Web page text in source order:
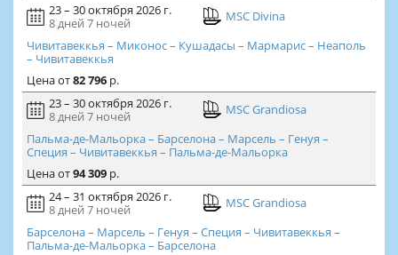
23 – 30 октября 2026 г.
8 дней 7 ночей
MSC Divina
Чивитавеккья – Миконос – Кушадасы – Мармарис – Неаполь
– Чивитавеккья
Ценаот82 796р.
23 – 30 октября 2026 г.
8 дней 7 ночей
MSC Grandiosa
Пальма-де-Мальорка – Барселона – Марсель – Генуя –
Специя – Чивитавеккья – Пальма-де-Мальорка
Ценаот94 309р.
24 – 31 октября 2026 г.
8 дней 7 ночей
MSC Grandiosa
Барселона – Марсель – Генуя – Специя – Чивитавеккья –
Пальма-де-Мальорка – Барселона